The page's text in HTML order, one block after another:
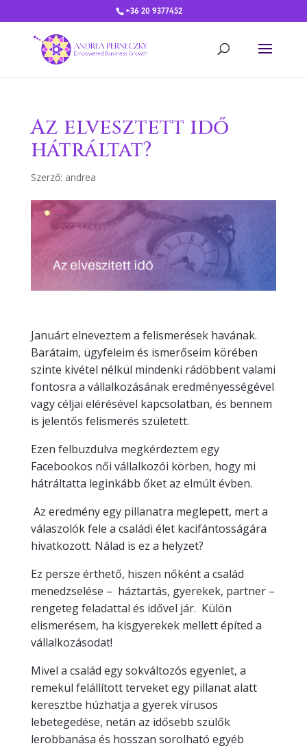
+36 20 9377452
Az elvesztett idő
hátráltat?
Szerző: andrea
Januárt elneveztem a felismerések havának.
Barátaim, ügyfeleim és ismerőseim körében
szinte kivétel nélkül mindenki rádöbbent valami
fontosra a vállalkozásának eredményességével
vagy céljai elérésével kapcsolatban, és bennem
is jelentős felismerés született.
Ezen felbuzdulva megkérdeztem egy
Facebookos női vállalkozói körben, hogy mi
hátráltatta leginkább őket az elmúlt évben.
Az eredmény egy pillanatra meglepett, mert a
válaszolók fele a családi élet kacifántosságára
hivatkozott. Nálad is ez a helyzet?
Ez persze érthető, hiszen nőként a család
menedzselése – háztartás, gyerekek, partner –
rengeteg feladattal és idővel jár. Külön
elismerésem, ha kisgyerekek mellett építed a
vállalkozásodat!
Mivel a család egy sokváltozós egyenlet, a
remekül felállított terveket egy pillanat alatt
keresztbe húzhatja a gyerek vírusos
lebetegedése, netán az idősebb szülők
lerobbanása és hosszan sorolható egyéb